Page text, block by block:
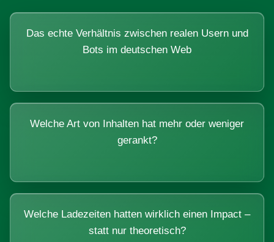
Das echte Verhältnis zwischen realen Usern und
Bots im deutschen Web
Welche Art von Inhalten hat mehr oder weniger
gerankt?
Welche Ladezeiten hatten wirklich einen Impact –
statt nur theoretisch?